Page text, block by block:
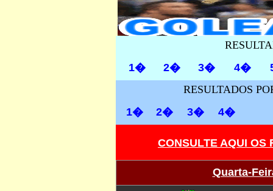
1�
2� 3� 4�
RESULTADOS
1�
2� 3� 4�
CONSULTE AQUI
Quarta-